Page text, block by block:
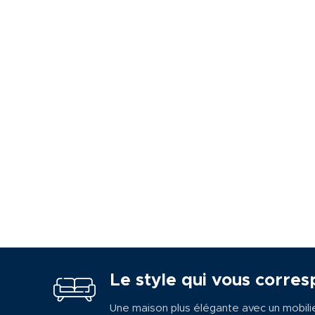
Le style qui vous
Une maison plus élégante avec un